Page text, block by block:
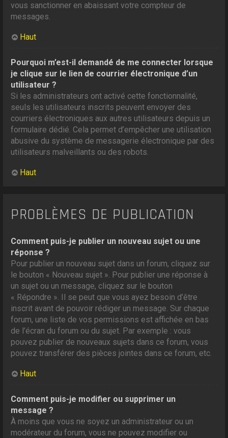
vous sanctionner en abaissant votre compteur de
messages.
Haut
Pourquoi m’est-il demandé de me connecter lorsque
je clique sur le lien de courrier électronique d’un
utilisateur ?
Si les administrateurs ont activé cette fonctionnalité,
seuls les utilisateurs inscrits peuvent envoyer des
courriers électroniques aux autres utilisateurs depuis un
formulaire dédié. Cela permet d’empêcher une utilisation
abusive du système de messagerie électronique par des
utilisateurs malveillants ou des robots.
Haut
PROBLÈMES DE PUBLICATION
Comment puis-je publier un nouveau sujet ou une
réponse ?
Pour publier un nouveau sujet dans un forum, cliquez sur
le bouton « Nouveau sujet ». Pour publier une réponse à
un sujet ou un message, cliquez sur le bouton
« Répondre ». Il se peut que vous ayez besoin d’être
inscrit avant de pouvoir rédiger un message. Sur chaque
forum, une liste de vos permissions est affichée en bas
de l’écran du forum ou du sujet. Par exemple : vous
pouvez publier de nouveaux sujets dans ce forum, vous
pouvez transférer des pièces jointes dans ce forum, etc.
Haut
Comment puis-je modifier ou supprimer un
message ?
À moins que vous ne soyez un administrateur ou un
modérateur du forum, vous ne pouvez modifier ou